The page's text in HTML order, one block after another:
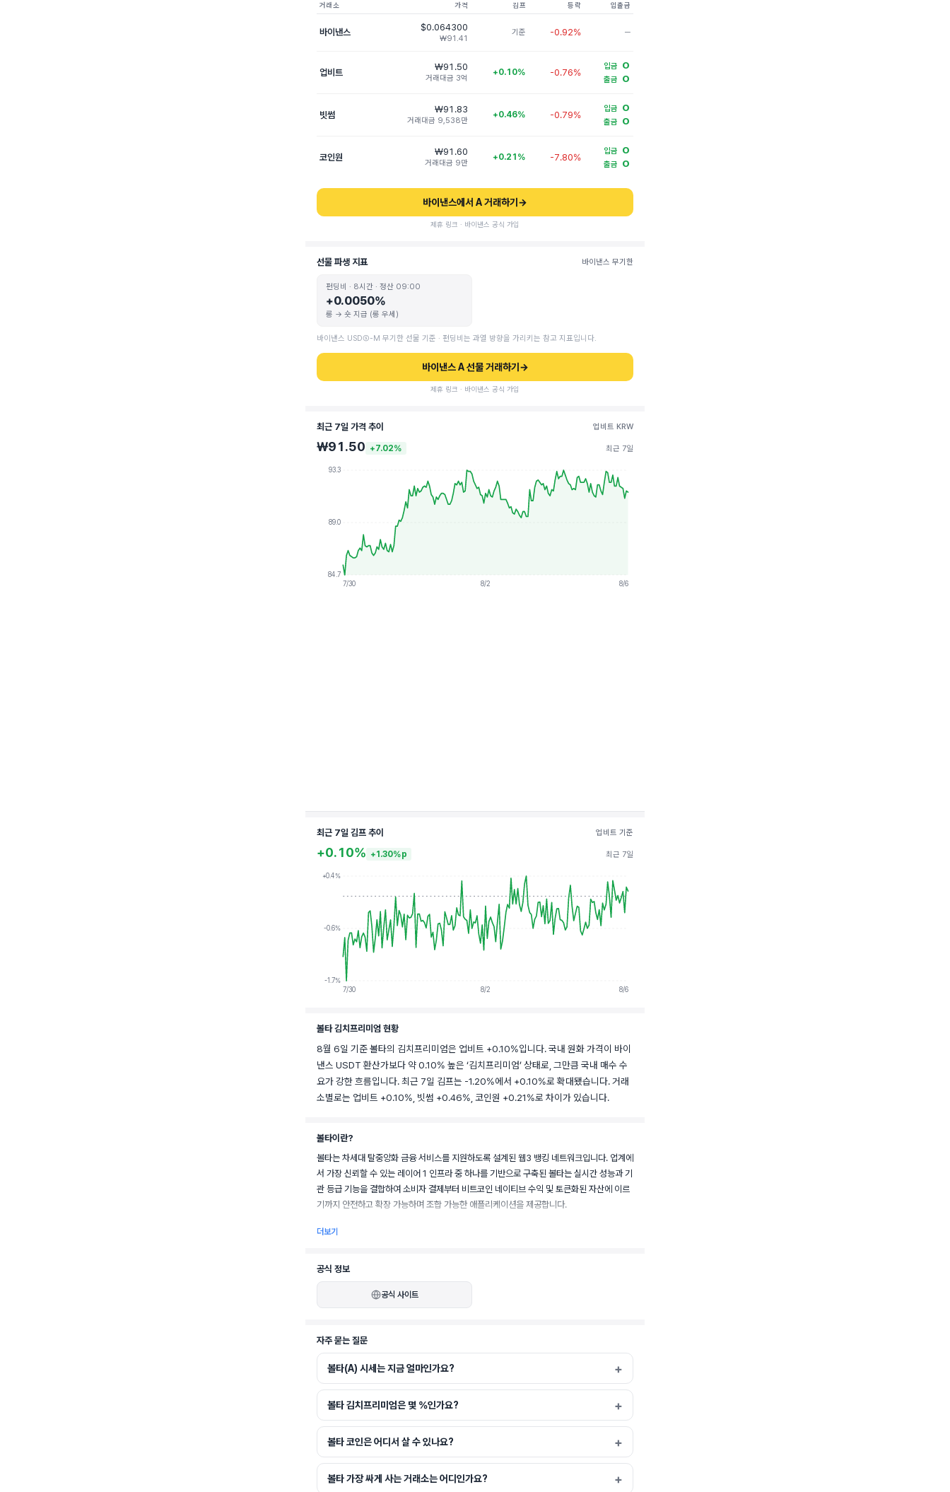
거래소 가격 김프 등락 입출금
바이낸스 $0.064300
₩91.41
기준 -0.92% ─
업비트
₩91.50
거래대금 3억
+0.10% -0.76%
입금 O
출금 O
빗썸
₩91.83
거래대금 9,538만
+0.46% -0.79%
입금 O
출금 O
코인원
₩91.60
거래대금 9만
+0.21% -7.80%
입금 O
출금 O
바이낸스에서 A 거래하기 →
제휴 링크 · 바이낸스 공식 가입
선물 파생 지표 바이낸스 무기한
펀딩비 · 8시간 · 정산 09:00
+0.0050%
롱 → 숏 지급 (롱 우세)
바이낸스 USDⓈ-M 무기한 선물 기준 · 펀딩비는 과열 방향을 가리키는 참고 지표입니다.
바이낸스 A 선물 거래하기 →
제휴 링크 · 바이낸스 공식 가입
최근 7일 가격 추이 업비트 KRW
₩91.50 +7.02% 최근 7일
93.3
89.0
84.7
7/30
8/2 8/6
최근 7일 김프 추이 업비트 기준
+0.10% +1.30%p 최근 7일
+0.4%
-0.6%
-1.7%
7/30
8/2 8/6
볼타 김치프리미엄 현황
8월 6일 기준 볼타의 김치프리미엄은 업비트 +0.10%입니다. 국내 원화 가격이 바이
낸스 USDT 환산가보다 약 0.10% 높은 ‘김치프리미엄’ 상태로, 그만큼 국내 매수 수
요가 강한 흐름입니다. 최근 7일 김프는 -1.20%에서 +0.10%로 확대됐습니다. 거래
소별로는 업비트 +0.10%, 빗썸 +0.46%, 코인원 +0.21%로 차이가 있습니다.
볼타이란?
볼타는 차세대 탈중앙화 금융 서비스를 지원하도록 설계된 웹3 뱅킹 네트워크입니다. 업계에
서 가장 신뢰할 수 있는 레이어 1 인프라 중 하나를 기반으로 구축된 볼타는 실시간 성능과 기
관 등급 기능을 결합하여 소비자 결제부터 비트코인 네이티브 수익 및 토큰화된 자산에 이르
기까지 안전하고 확장 가능하며 조합 가능한 애플리케이션을 제공합니다.
1초의 최종성과 RAM을 통한 고급 온체인 메모리, exSat을 통한 통합 비트코인 인프라를 통
해 볼타는 전통 금융과 웹3를 연결하려는 사용자, 개발자 및 기관을 위한 금융 운영 체제 역
더보기
공식 정보
공식 사이트
자주 묻는 질문
볼타(A) 시세는 지금 얼마인가요?
볼타 김치프리미엄은 몇 %인가요?
볼타 코인은 어디서 살 수 있나요?
볼타 가장 싸게 사는 거래소는 어디인가요?